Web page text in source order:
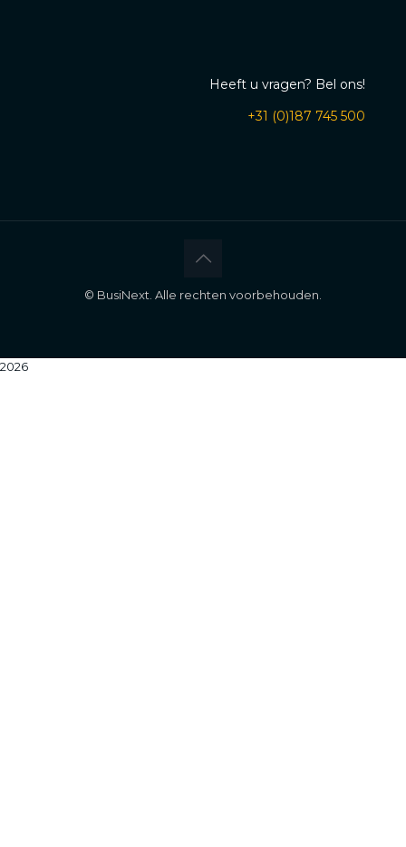
Heeft u vragen? Bel ons!
+31 (0)187 745 500
© BusiNext. Alle rechten voorbehouden.
2026